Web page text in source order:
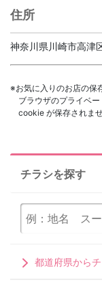
住所
神奈川県川崎市高津
※お気に入りのお店の保
ブラウザのプライベ
cookie が保存されま
チラシを探す
都道府県から